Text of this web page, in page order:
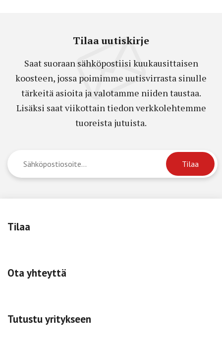
Tilaa uutiskirje
Saat suoraan sähköpostiisi kuukausittaisen
koosteen, jossa poimimme uutisvirrasta sinulle
tärkeitä asioita ja valotamme niiden taustaa.
Lisäksi saat viikottain tiedon verkkolehtemme
tuoreista jutuista.
Tilaa
Ota yhteyttä
Tutustu yritykseen